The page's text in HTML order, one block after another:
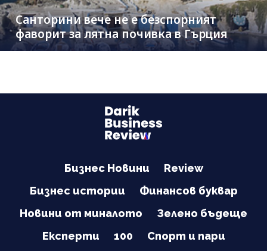
Санторини вече не е безспорният
фаворит за лятна почивка в Гърция
Бизнес Новини
Review
Бизнес истории
Финансов буквар
Новини от миналото
Зелено бъдеще
Експерти
100
Спорт и пари